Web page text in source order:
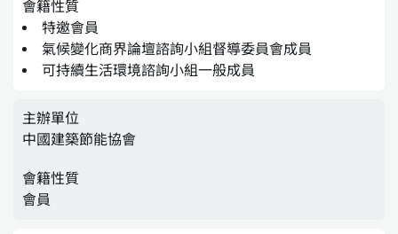
會籍性質
特邀會員
氣候變化商界論壇諮詢小組督導委員會成員
可持續生活環境諮詢小組一般成員
主辦單位
中國建築節能協會
會籍性質
會員